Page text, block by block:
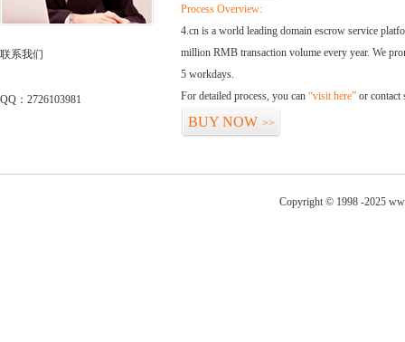
联系我们
QQ：2726103981
Process Overview:
4.cn is a world leading domain escrow service
million RMB transaction volume every year. We
5 workdays.
For detailed process, you can “visit here” or contact
BUY NOW >>
Copyright © 1998 -2025